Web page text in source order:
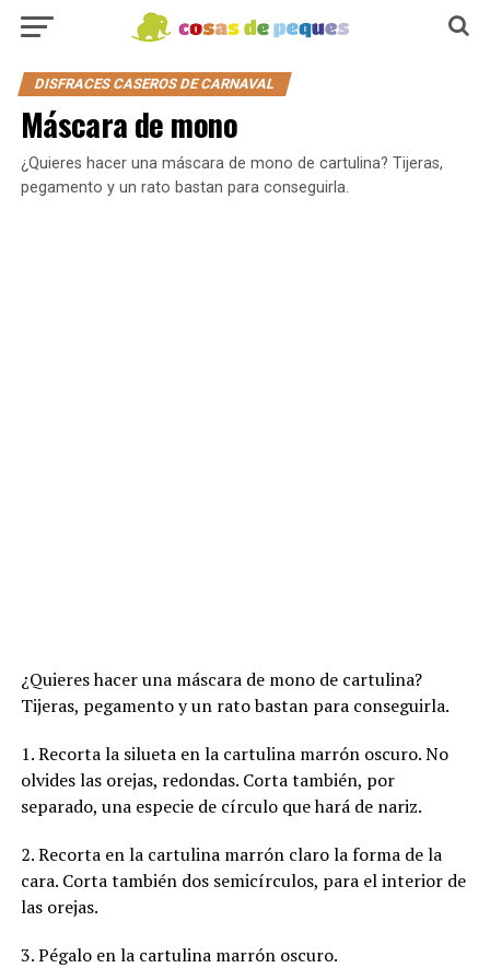
DISFRACES CASEROS DE CARNAVAL
Máscara de mono
¿Quieres hacer una máscara de mono de cartulina? Tijeras,
pegamento y un rato bastan para conseguirla.
¿Quieres hacer una máscara de mono de cartulina?
Tijeras, pegamento y un rato bastan para conseguirla.
1. Recorta la silueta en la cartulina marrón oscuro. No
olvides las orejas, redondas. Corta también, por
separado, una especie de círculo que hará de nariz.
2. Recorta en la cartulina marrón claro la forma de la
cara. Corta también dos semicírculos, para el interior de
las orejas.
3. Pégalo en la cartulina marrón oscuro.